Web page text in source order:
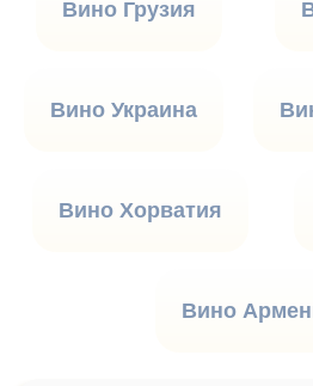
Вино Грузия
Вино Украина
Вино Хорватия
Вино